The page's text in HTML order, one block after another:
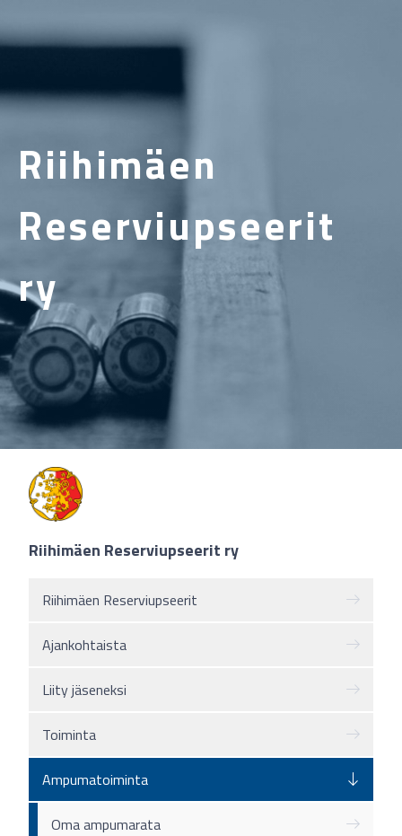
Riihimäen
Reserviupseerit
ry
Riihimäen Reserviupseerit ry
Riihimäen Reserviupseerit
Ajankohtaista
Liity jäseneksi
Toiminta
Ampumatoiminta
Oma ampumarata